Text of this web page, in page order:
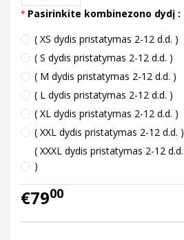
Pasirinkite kombinezono dydį :
( XS dydis pristatymas 2-12 d.d. )
( S dydis pristatymas 2-12 d.d. )
( M dydis pristatymas 2-12 d.d. )
( L dydis pristatymas 2-12 d.d. )
( XL dydis pristatymas 2-12 d.d. )
( XXL dydis pristatymas 2-12 d.d. )
( XXXL dydis pristatymas 2-12 d.d.
)
€7900